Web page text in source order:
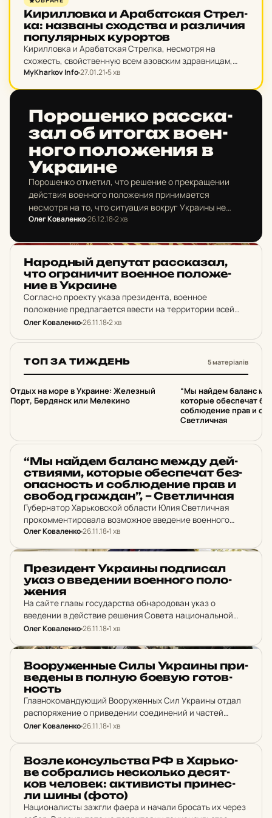
Ки­рил­лов­ка и Ара­бат­ская Стрел­
ка: наз­ваны сход­ства и раз­ли­чия
по­пу­лярных ку­рор­тов
Кирилловка и Арабатская Стрелка, несмотря на
схожесть, свойственную всем азовским здравницам,
отличаются как по природным данным, так и по
MyKharkov Info27.01.21 5 хв
По­ро­шен­ко рас­ска­
зал об итогах во­ен­
но­го по­ло­же­ния в
Ук­ра­и­не
Порошенко отметил, что решение о прекращении
действия военного положения принимается
несмотря на то, что ситуация вокруг Украины не
очень изменилась.
Олег Коваленко26.12.182 хв
На­родный де­пу­тат рас­ска­зал,
что ог­ра­ни­чит во­ен­ное по­ло­же­
ние в Ук­ра­и­не
Согласно проекту указа президента, военное
положение предлагается ввести на территории всей
страны с 26 ноября 2018 года до 26 января 2019 года с
и свобод…
Олег Коваленко26.11.182 хв
ТОП ЗА ТИЖДЕНЬ 5 матеріалів
1
Отдых на море в Украине: Железный
Порт, Бердянск или Мелекино
2
“Мы найдем баланс
которые обеспечат
соблюдение прав и
Светличная
НОВИНИ ХАРКОВА
“Мы найдем баланс между дей­
стви­я­ми, ко­тор­ые обес­пе­чат бе­з­
о­пас­ность и соб­лю­де­ние прав и
свобод граж­дан”, – Свет­лич­ная
Губернатор Харьковской области Юлия Светличная
прокомментировала возможное введение военного
положения в Украине.
Олег Коваленко26.11.181 хв
Пре­зи­дент Ук­ра­ины под­пи­сал
указ о вве­де­нии во­ен­но­го по­ло­
же­ния
На сайте главы государства обнародован указ о
введении в действие решения Совета национальной
безопасности и обороны Украины от 26 ноября 2018
государственного суверенитета и…
Олег Коваленко26.11.181 хв
Во­о­ру­жен­ные Силы Ук­ра­ины при­
ве­дены в полную боевую го­тов­
ность
Главнокомандующий Вооруженных Сил Украины отдал
распоряжение о приведении соединений и частей
Вооруженных Сил Украины в боевую готовность
Олег Коваленко26.11.181 хв
НОВИНИ ХАРКОВА
Возле кон­суль­ства РФ в Харь­ко­
ве соб­ра­лись не­с­коль­ко де­сят­
ков че­ло­век: ак­ти­висты при­нес­
ли шины (фото)
Националисты зажгли фаера и начали бросать их через